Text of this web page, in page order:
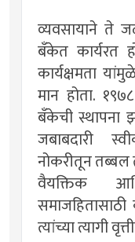
व्यवसायाने ते
बँकेत कार्यरत
कार्यक्षमता
मान होता.
बँकेची स्थापना
जबाबदारी
नोकरीतून तब्बल
वैयक्तिक
त्यांच्या त्यागी